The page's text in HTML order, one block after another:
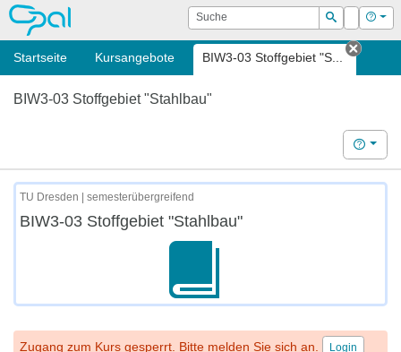
OPAL Suche
Suchen
Login Hilfe
Startseite Kursangebote BIW3-03 Stoffgebiet "S...
Tab
BIW3-03 Stoffgebiet "Stahlbau"
Hilfe
TU Dresden | semesterübergreifend
BIW3-03 Stoffgebiet "Stahlbau"
Zugang zum Kurs gesperrt. Bitte melden Sie sich an. Login